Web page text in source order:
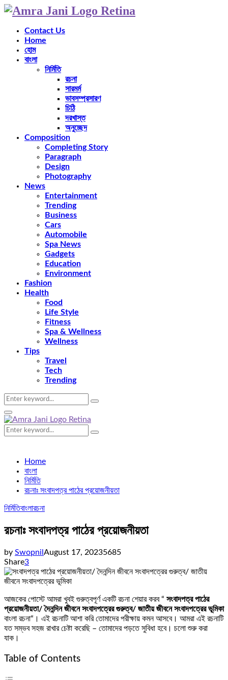
Contact Us
Home
হোম
বাংলা
নির্মিতি
রচনা
সারমর্ম
ভাবসম্প্রসারণ
চিঠি
দরখাস্ত
অনুচ্ছেদ
Composition
Completing Story
Paragraph
Design
Photography
News
Entertainment
Trending
Business
Cars
Automobile
Spa News
Gadgets
Education
Environment
Fashion
Health
Food
Life Style
Fitness
Spa & Wellness
Wellness
Tips
Travel
Tech
Trending
Search
for:
Search
Primary
Menu
Search
for:
Search
Home
বাংলা
নির্মিতি
রচনাঃ সংবাদপত্র পাঠের প্রয়োজনীয়তা
নির্মিতিবাংলারচনা
রচনাঃ সংবাদপত্র পাঠের প্রয়োজনীয়তা
by Swopnil August 17, 20235685
Share3
আজকের পোস্টে আমরা খুবই গুরুত্বপূর্ণ একটি রচনা শেয়ার করব “ সংবাদপত্র পাঠের
প্রয়োজনীয়তা/ দৈনন্দিন জীবনে সংবাদপত্রের গুরুত্ব/ জাতীয় জীবনে সংবাদপত্রের ভূমিকা
বাংলা রচনা“। এই রচনাটি আশা করি তোমাদের পরীক্ষায় কমন আসবে। আমরা এই রচনাটি
যত সম্ভব সহজ রাখার চেষ্টা করেছি – তোমাদের পড়তে সুবিধা হবে। চলো শুরু করা
যাক।
Table of Contents